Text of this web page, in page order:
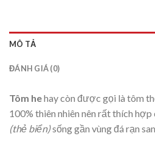
MÔ TẢ
ĐÁNH GIÁ (0)
Tôm hehay còn được gọi là tôm
100% thiên nhiên nên rất thích hợp
(thẻ biển)sống gần vùng đá rạn